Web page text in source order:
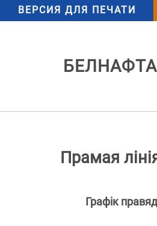
ВЕРСИЯ ДЛЯ ПЕЧАТИ
Прамая
Графік